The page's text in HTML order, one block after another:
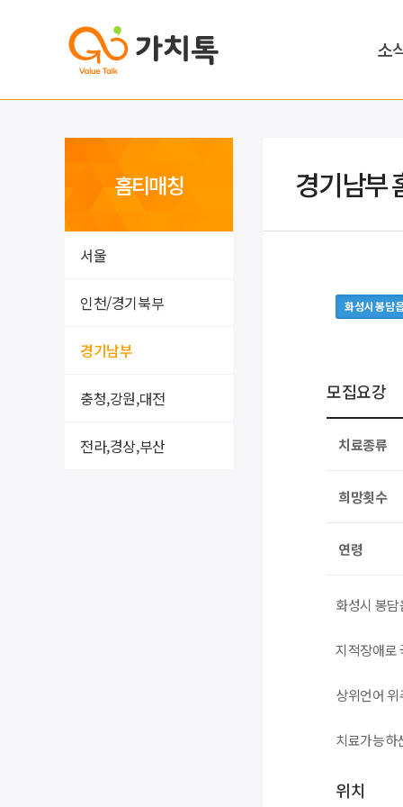
소
홈티매칭
서울
인천/경기북부
경기남부
충청,강원,대전
전라,경상,부산
경기남부
화성시 봉담
모집요강
치료종류
희망횟수
연령
화성시 봉
지적장애로
상위언어
치료가능하
위치